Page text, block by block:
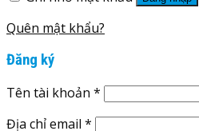
Quên mật khẩu?
Đăng ký
Tên tài khoản *
Địa chỉ email *